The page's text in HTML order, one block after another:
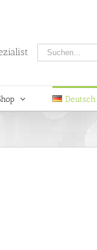
Suche
nach:
Deutsch